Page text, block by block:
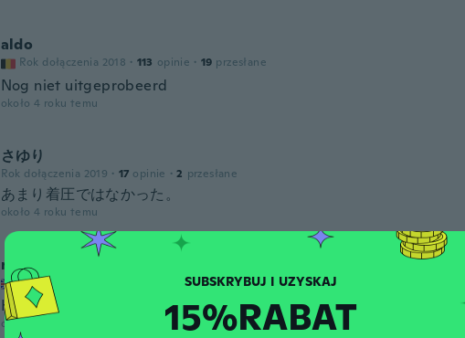
aldo
Rok dołączenia 2018 · 113 opinie · 19 przesłane
Nog niet uitgeprobeerd
około 4 roku temu
さゆり
Rok dołączenia 2019 · 17 opinie · 2 przesłane
あまり着圧ではなかった。
około 4 roku temu
rose
Rok dołączenia 2021 opinie
Have not worn these yet.
około 4 roku temu 15%RABAT